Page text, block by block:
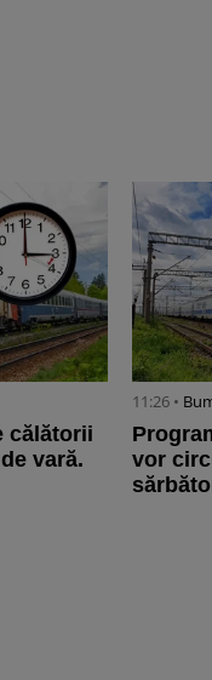
călătorii
vară.
11:26 •
vor